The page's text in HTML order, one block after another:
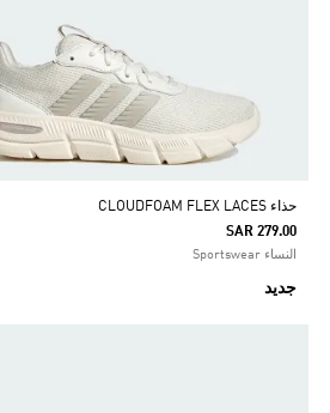
حذاء ‏CLOUDFOAM FLEX LACES
SAR 279.00
النساء Sportswear
جديد